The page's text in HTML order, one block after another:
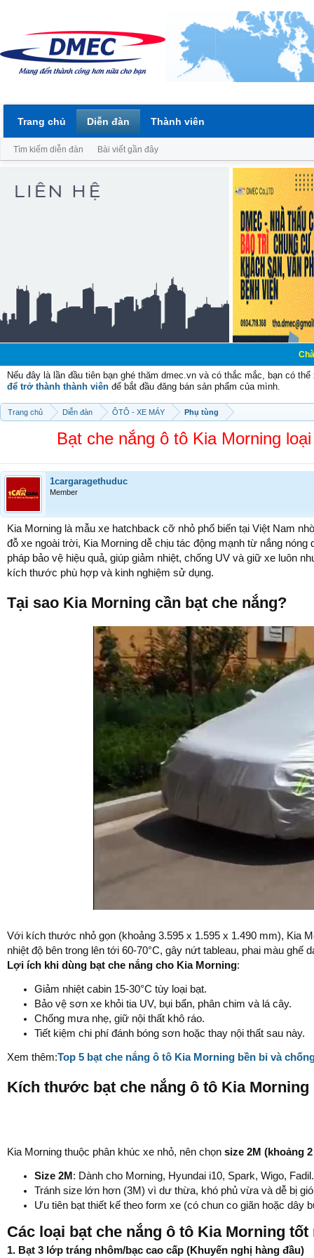
Chào mừng các
Nếu đây là lần đầu tiên bạn ghé thăm dmec.vn và có thắc mắc, bạn có
để trở thành thành viên để bắt đầu đăng bán sản phẩm của mình.
Trang chủ Diễn đàn ÔTÔ - XE MÁY Phụ tùng
Bạt che nắng ô tô Kia Morning
1cargaragethuduc
Member
Kia Morning là mẫu xe hatchback cỡ nhỏ phổ biến tại Việt Nam
đỗ xe ngoài trời, Kia Morning dễ chịu tác động mạnh từ nắng
pháp bảo vệ hiệu quả, giúp giảm nhiệt, chống UV và giữ xe luôn
kích thước phù hợp và kinh nghiệm sử dụng.
Tại sao Kia Morning cần bạt che nắng?
Với kích thước nhỏ gọn (khoảng 3.595 x 1.595 x 1.490 mm), Kia
nhiệt độ bên trong lên tới 60-70°C, gây nứt tableau, phai màu ghế
Lợi ích khi dùng bạt che nắng cho Kia Morning:
Giảm nhiệt cabin 15-30°C tùy loại bạt.
Bảo vệ sơn xe khỏi tia UV, bụi bẩn, phân chim và lá cây.
Chống mưa nhẹ, giữ nội thất khô ráo.
Tiết kiệm chi phí đánh bóng sơn hoặc thay nội thất sau này.
Xem thêm:Top 5 bạt che nắng ô tô Kia Morning bền bỉ và
Kích thước bạt che nắng ô tô Kia
Kia Morning thuộc phân khúc xe nhỏ, nên chọn size 2M (khoảng
Size 2M: Dành cho Morning, Hyundai i10, Spark, Wigo,
Tránh size lớn hơn (3M) vì dư thừa, khó phủ vừa và dễ bị
Ưu tiên bạt thiết kế theo form xe (có chun co giãn hoặc dây
Các loại bạt che nắng ô tô Kia Morning tốt
1. Bạt 3 lớp tráng nhôm/bạc cao cấp (Khuyến nghị hàng đầu)
Trang chủ Diễn đàn
Tìm kiếm diễn đàn Bài viết gần đây
Thành viên